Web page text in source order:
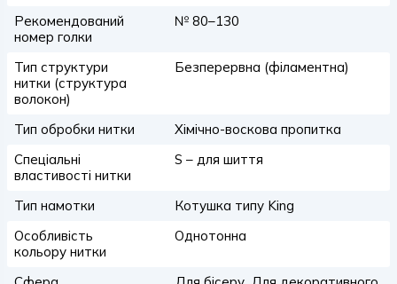
Рекомендований
номер голки
№ 80–130
Тип структури
нитки (структура
волокон)
Безперервна (філаментна)
Тип обробки нитки
Хімічно-воскова пропитка
Спеціальні
властивості нитки
S – для шиття
Тип намотки
Котушка типу King
Особливість
кольору нитки
Однотонна